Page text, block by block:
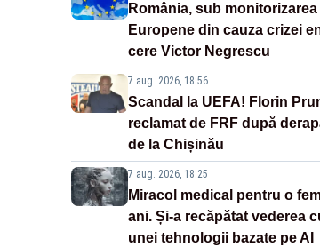
România, sub
Europene din cauza crizei
cere Victor Negrescu
7 aug. 2026, 18:56
Scandal la UEFA! Florin
reclamat de FRF după
de la Chișinău
7 aug. 2026, 18:25
Miracol medical pentru o
ani. Și-a recăpătat vederea
unei tehnologii bazate pe AI